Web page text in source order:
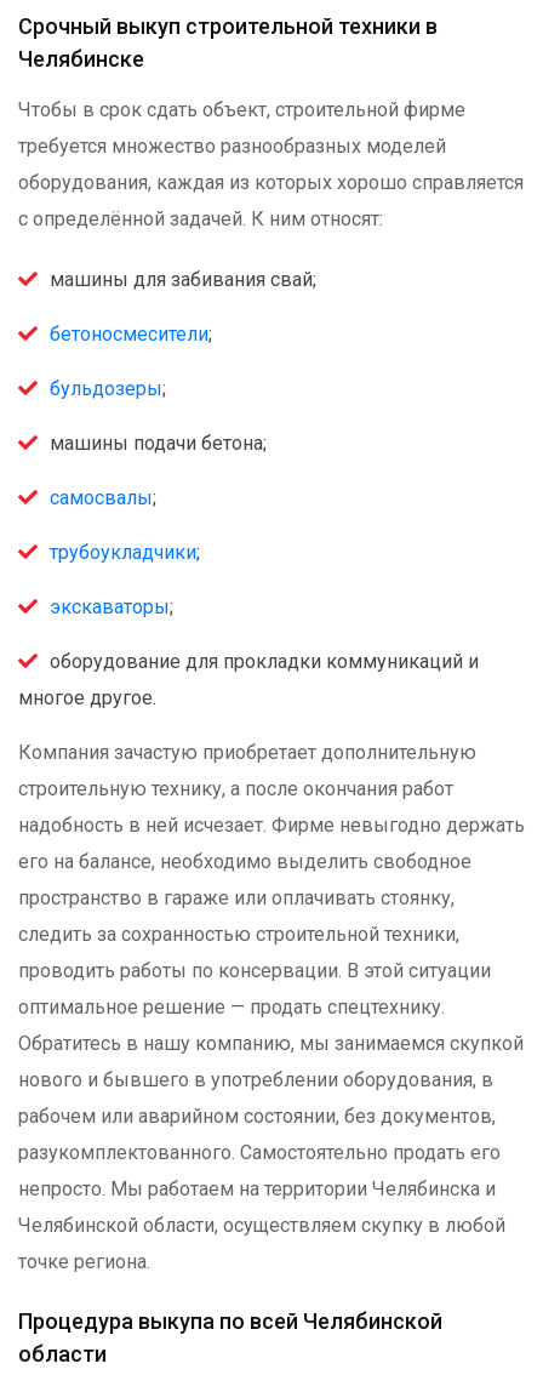
Срочный выкуп строительной техники в
Челябинске
Чтобы в срок сдать объект, строительной фирме
требуется множество разнообразных моделей
оборудования, каждая из которых хорошо справляется
с определённой задачей. К ним относят:
машины для забивания свай;
бетоносмесители;
бульдозеры;
машины подачи бетона;
самосвалы;
трубоукладчики;
экскаваторы;
оборудование для прокладки коммуникаций и
многое другое.
Компания зачастую приобретает дополнительную
строительную технику, а после окончания работ
надобность в ней исчезает. Фирме невыгодно держать
его на балансе, необходимо выделить свободное
пространство в гараже или оплачивать стоянку,
следить за сохранностью строительной техники,
проводить работы по консервации. В этой ситуации
оптимальное решение — продать спецтехнику.
Обратитесь в нашу компанию, мы занимаемся скупкой
нового и бывшего в употреблении оборудования, в
рабочем или аварийном состоянии, без документов,
разукомплектованного. Самостоятельно продать его
непросто. Мы работаем на территории Челябинска и
Челябинской области, осуществляем скупку в любой
точке региона.
Процедура выкупа по всей Челябинской
области